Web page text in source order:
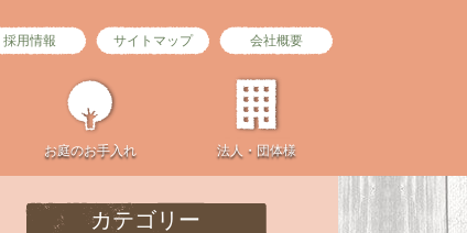
お庭のお手入れ 法人・団体様
採用情報 サイトマップ 会社概要
カテゴリー